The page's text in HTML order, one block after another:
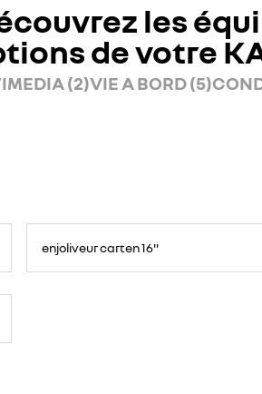
les
de votre
(2)VIE A BORD (5)
enjoliveur carten 16"